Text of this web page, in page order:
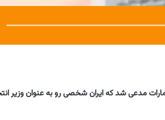
مدعی شد که ایران شخصی رو به عنوان وزیر